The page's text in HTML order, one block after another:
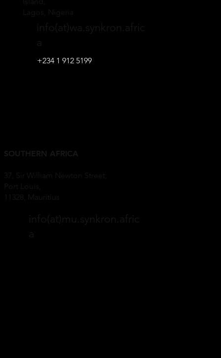
info(at)wa.synkron.afric
a
+234 1 912 5199
SOUTHERN AFRICA
37, Sir William Newton Street,
11328, Mauritius
info(at)mu.synkron.afric
a